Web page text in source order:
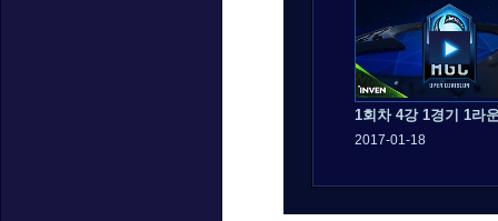
1회차 4강 1경기 1라
2017-01-18